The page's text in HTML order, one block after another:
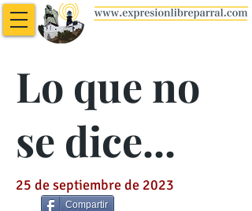
Lo que no
se dice...
25 de septiembre de 2023
Compartir